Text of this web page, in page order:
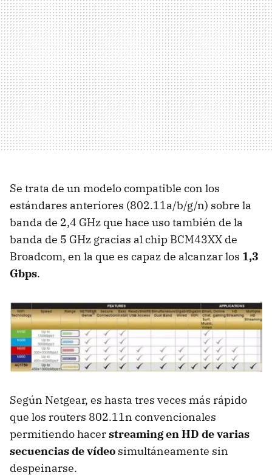
Se trata de un modelo compatible con los
estándares anteriores (802.11a/b/g/n) sobre la
banda de 2,4 GHz que hace uso también de la
banda de 5 GHz gracias al chip BCM43XX de
Broadcom, en la que es capaz de alcanzar los 1,3
Gbps.
Según Netgear, es hasta tres veces más rápido
que los routers 802.11n convencionales
permitiendo hacerstreaming en HD de varias
secuencias de vídeo simultáneamente sin
despeinarse.